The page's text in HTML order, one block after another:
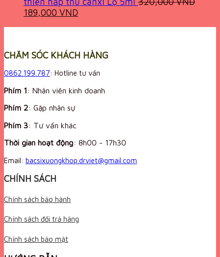
Original
189,000 VND
CHĂM SÓC KHÁCH HÀNG
0862.199.787: Hotline tư vấn
Phím 1: Nhân viên kinh doanh
Phím 2: Gặp nhân sự
Phím 3: Tư vấn khác
Thời gian hoạt động: 8h00 - 17h30
Email: bacsixuongkhop.drviet@gmail.com
CHÍNH SÁCH
Chính sách bảo hành
Chính sách đổi trả hàng
Chính sách bảo mật